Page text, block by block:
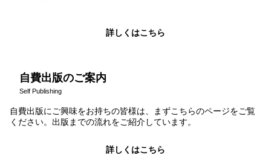
詳しくはこちら
自費出版のご案内
Self Publishing
自費出版にご興味をお持ちの皆様は、まずこちらのページをご覧
ください。出版までの流れをご紹介しています。
詳しくはこちら